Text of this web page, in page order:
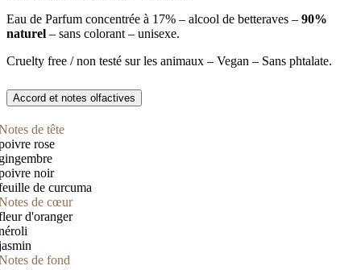
Eau de Parfum concentrée à 17% – alcool de betteraves – 90%
naturel – sans colorant – unisexe.
Cruelty free / non testé sur les animaux – Vegan – Sans phtalate.
Accord et notes olfactives
de tête
rose
noir
de curcuma
de cœur
d'oranger
de fond